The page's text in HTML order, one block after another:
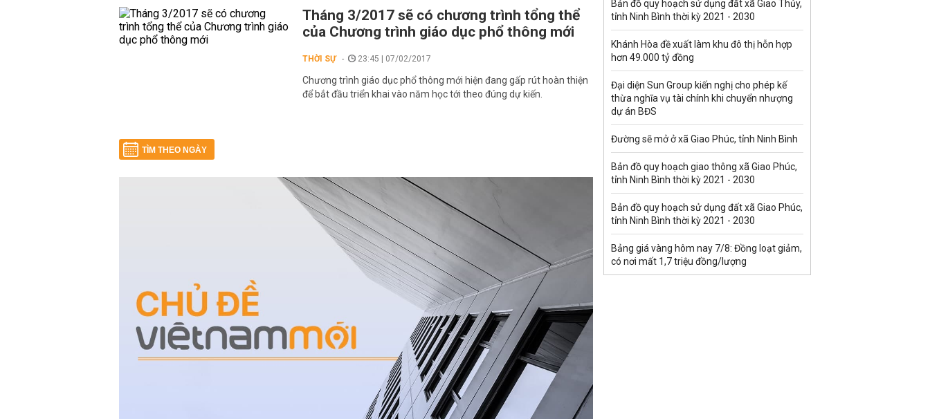
Tháng 3/2017 sẽ có chương trình tổng thể
của Chương trình giáo dục phổ thông mới
THỜI SỰ 23:45 | 07/02/2017
Chương trình giáo dục phổ thông mới hiện đang gấp rút hoàn thiện
để bắt đầu triển khai vào năm học tới theo đúng dự kiến.
TÌM THEO NGÀY
Bản đồ quy hoạch sử dụng đất xã Giao Thủy,
tỉnh Ninh Bình thời kỳ 2021 - 2030
Khánh Hòa đề xuất làm khu đô thị hỗn hợp
hơn 49.000 tỷ đồng
Đại diện Sun Group kiến nghị cho phép kế
thừa nghĩa vụ tài chính khi chuyển nhượng
dự án BĐS
Đường sẽ mở ở xã Giao Phúc, tỉnh Ninh Bình
Bản đồ quy hoạch giao thông xã Giao Phúc,
tỉnh Ninh Bình thời kỳ 2021 - 2030
Bản đồ quy hoạch sử dụng đất xã Giao Phúc,
tỉnh Ninh Bình thời kỳ 2021 - 2030
Bảng giá vàng hôm nay 7/8: Đồng loạt giảm,
có nơi mất 1,7 triệu đồng/lượng